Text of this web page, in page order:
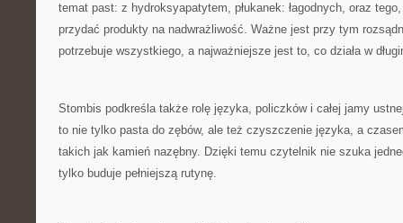
temat past: z hydroksyapatytem, płukanek: łagodnych, oraz
przydać produkty na nadwrażliwość. Ważne jest przy tym
potrzebuje wszystkiego, a najważniejsze jest to, co działa w
Stombis podkreśla także rolę języka, policzków i całej jamy
to nie tylko pasta do zębów, ale też czyszczenie języka, a
takich jak kamień nazębny. Dzięki temu czytelnik nie szuka
tylko buduje pełniejszą rutynę.